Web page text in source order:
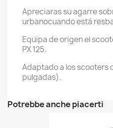
Apreciaras su agarre
urbanocuando está
Equipa de origen el
PX 125.
Adaptado a los scooters
pulgadas).
Potrebbe anche piacerti